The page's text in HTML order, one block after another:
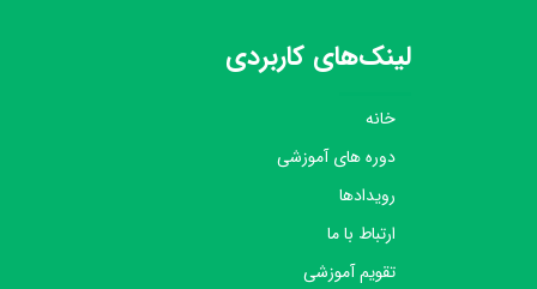
لینک‌های کاربردی
خانه
دوره های آموزشی
رویدادها
ارتباط با ما
تقویم آموزشی